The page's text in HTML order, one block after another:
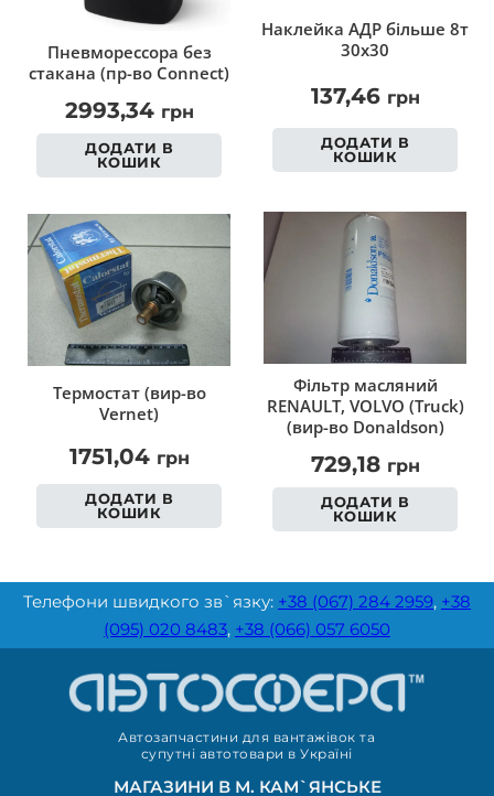
Пневморессора без
стакана (пр-во Connect)
2993,34 грн
ДОДАТИ В
КОШИК
Наклейка АДР більше 8т
30х30
137,46 грн
ДОДАТИ В
КОШИК
Термостат (вир-во
Vernet)
1751,04 грн
ДОДАТИ В
КОШИК
Фільтр масляний
RENAULT, VOLVO (Truck)
(вир-во Donaldson)
729,18 грн
ДОДАТИ В
КОШИК
Телефони швидкого зв`язку: +38 (067) 284 2959, +38
(095) 020 8483, +38 (066) 057 6050
Автозапчастини для вантажівок та
супутні автотовари в Україні
МАГАЗИНИ В М. КАМ`ЯНСЬКЕ